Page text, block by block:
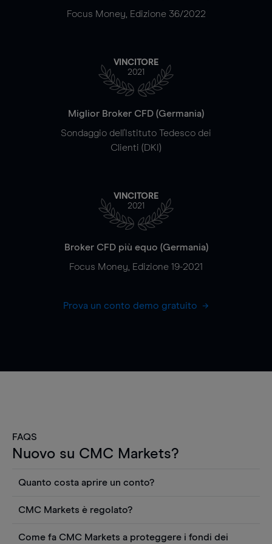
Focus Money, Edizione 36/2022
VINCITORE
2021
Miglior Broker CFD (Germania)
Sondaggio dell'Istituto Tedesco dei
Clienti (DKI)
VINCITORE
2021
Broker CFD più equo (Germania)
Focus Money, Edizione 19-2021
Prova un conto demo gratuito
FAQS
Nuovo su CMC Markets?
Quanto costa aprire un conto?
Puoi anche visualizzare gratuitamente i prezzi e
utilizzare strumenti come grafici, notizie Reuters
CMC Markets è regolato?
Come fa CMC Markets a proteggere i fondi dei